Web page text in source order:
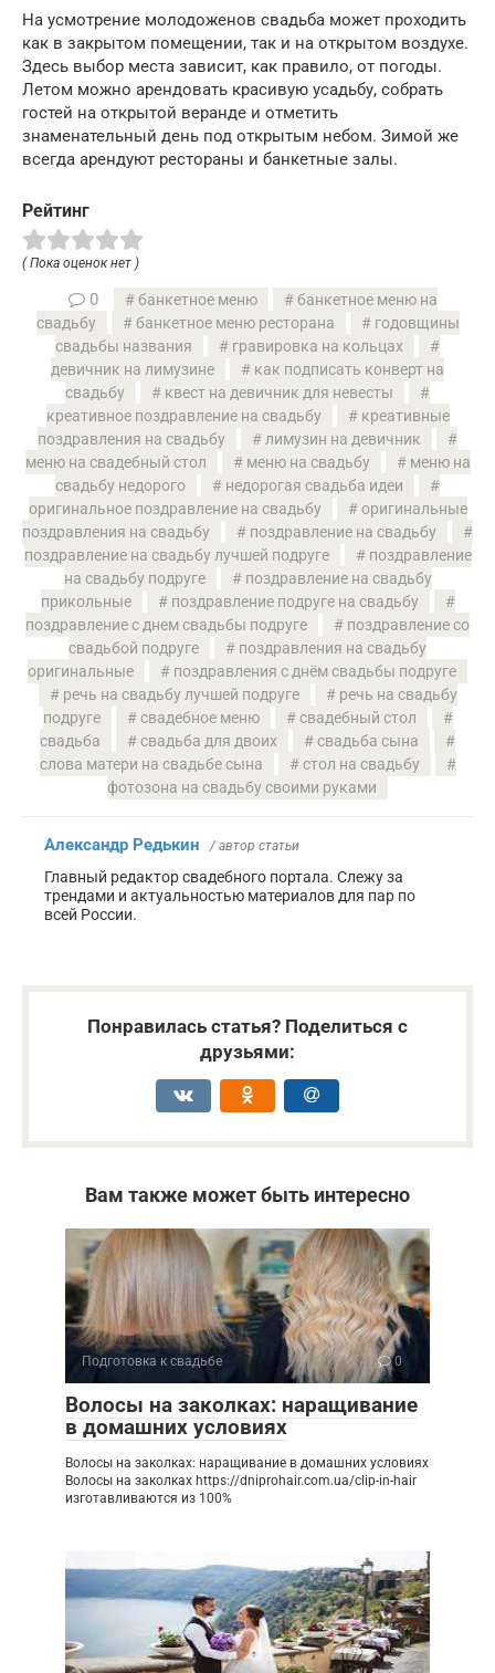
На усмотрение молодоженов свадьба может проходить
как в закрытом помещении, так и на открытом воздухе.
Здесь выбор места зависит, как правило, от погоды.
Летом можно арендовать красивую усадьбу, собрать
гостей на открытой веранде и отметить
знаменательный день под открытым небом. Зимой же
всегда арендуют рестораны и банкетные залы.
Рейтинг
( Пока оценок нет )
0 банкетное меню
банкетное меню на
свадьбу
банкетное меню ресторана
годовщины
свадьбы названия
гравировка на кольцах
девичник на лимузине
как подписать конверт на
свадьбу
квест на девичник для невесты
креативное поздравление на свадьбу
креативные
поздравления на свадьбу
лимузин на девичник
меню на свадебный стол
меню на свадьбу
меню на
свадьбу недорого
недорогая свадьба идеи
оригинальное поздравление на свадьбу
оригинальные
поздравления на свадьбу
поздравление на свадьбу
поздравление на свадьбу лучшей подруге
поздравление
на свадьбу подруге
поздравление на свадьбу
прикольные
поздравление подруге на свадьбу
поздравление с днем свадьбы подруге
поздравление со
свадьбой подруге
поздравления на свадьбу
оригинальные
поздравления с днём свадьбы подруге
речь на свадьбу лучшей подруге
речь на свадьбу
подруге
свадебное меню
свадебный стол
свадьба
свадьба для двоих
свадьба сына
слова матери на свадьбе сына
стол на свадьбу
фотозона на свадьбу своими руками
Александр Редькин / автор статьи
Главный редактор свадебного портала. Слежу за
трендами и актуальностью материалов для пар по
всей России.
Понравилась статья? Поделиться с
друзьями:
Вам также может быть интересно
Подготовка к свадьбе 0
Волосы на заколках: наращивание
в домашних условиях
Волосы на заколках: наращивание в домашних условиях
Волосы на заколках https://dniprohair.com.ua/clip-in-hair
изготавливаются из 100%